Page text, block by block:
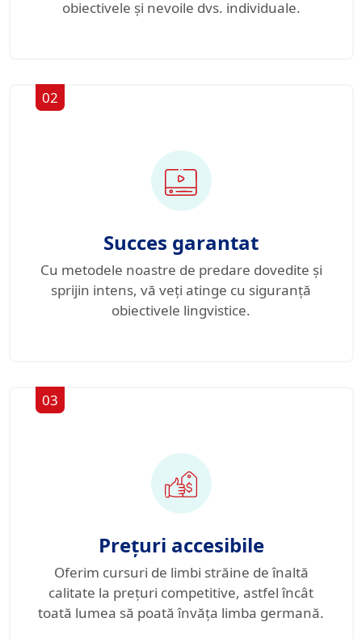
obiectivele și nevoile dvs. individuale.
Succes garantat
Cu metodele noastre de predare dovedite și
sprijin intens, vă veți atinge cu siguranță
obiectivele lingvistice.
02
Prețuri accesibile
Oferim cursuri de limbi străine de înaltă
calitate la prețuri competitive, astfel încât
toată lumea să poată învăța limba germană.
03